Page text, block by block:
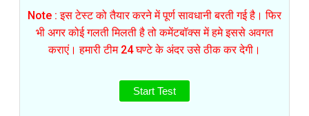
Note : इस टेस्ट को तैयार करने में पूर्ण सावधानी बरती गई है। फिर
भी अगर कोई गलती मिलती है तो कमेंटबॉक्स में हमे इससे अवगत
कराएं। हमारी टीम 24 घण्टे के अंदर उसे ठीक कर देगी।
Start Test